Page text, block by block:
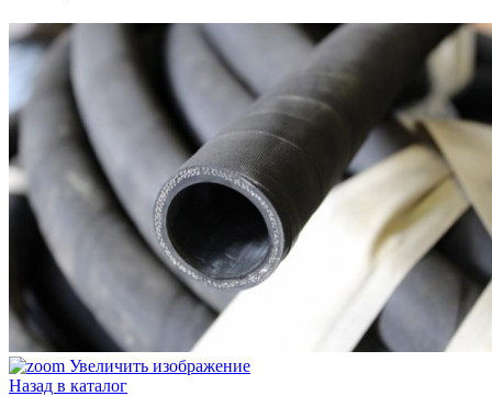
Увеличить изображение
Назад в каталог